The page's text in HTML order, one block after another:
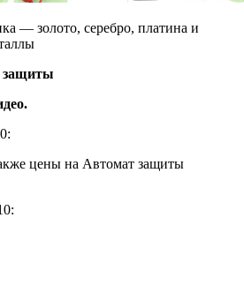
— золото, серебро, платина и
защиты
цены на Автомат защиты